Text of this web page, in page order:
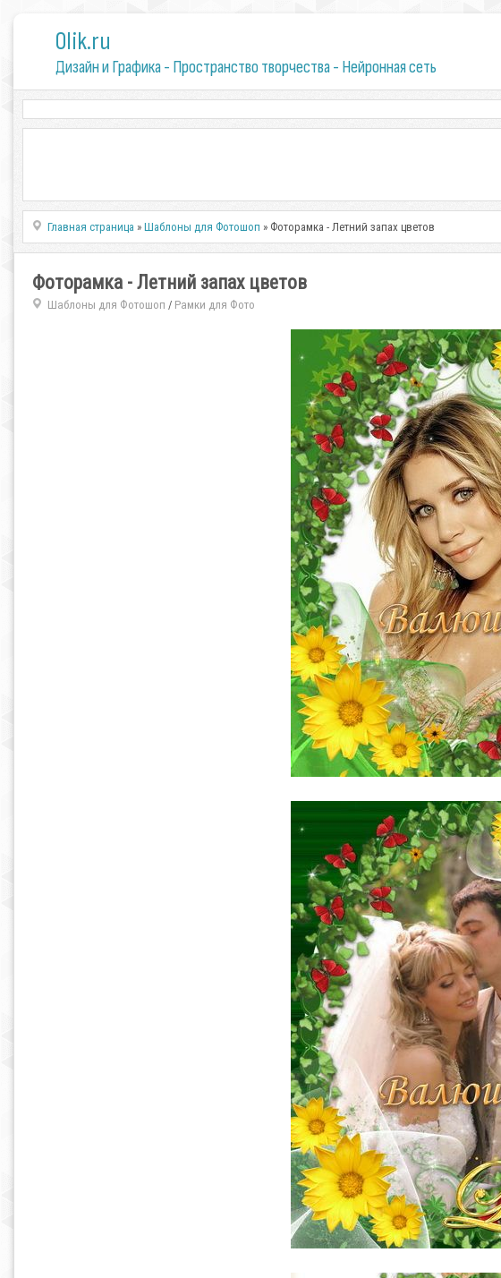
0lik.ru
Дизайн и Графика - Пространство творчества - Нейронная сеть
Главная страница »Шаблоны для Фотошоп » Фоторамка - Летний запах цветов
Фоторамка - Летний запах цветов
Шаблоны для Фотошоп / Рамки для Фото